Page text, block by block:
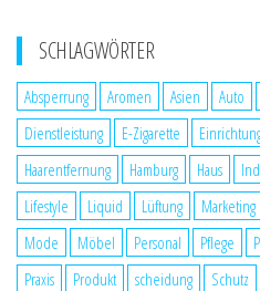
SCHLAGWÖRTER
Absperrung Aromen Asien Auto
Dienstleistung
E-Zigarette
Haarentfernung
Hamburg Haus
Lifestyle
Liquid Lüftung Marketing
Mode
Möbel Personal Pflege
Praxis
Produkt scheidung Schutz